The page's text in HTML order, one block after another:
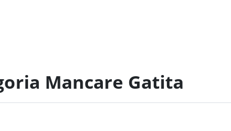
Mancare Gatita